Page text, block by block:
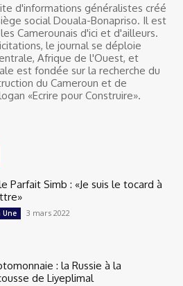
d'informations généralistes créé
social Douala-Bonapriso. Il est
Camerounais d'ici et d'ailleurs.
le journal se déploie
Afrique de l'Ouest, et
est fondée sur la recherche du
du Cameroun et de
«Ecrire pour Construire».
Parfait Simb : «Je suis le tocard à
Une 3 mars 2022
: la Russie à la
de Liyeplimal